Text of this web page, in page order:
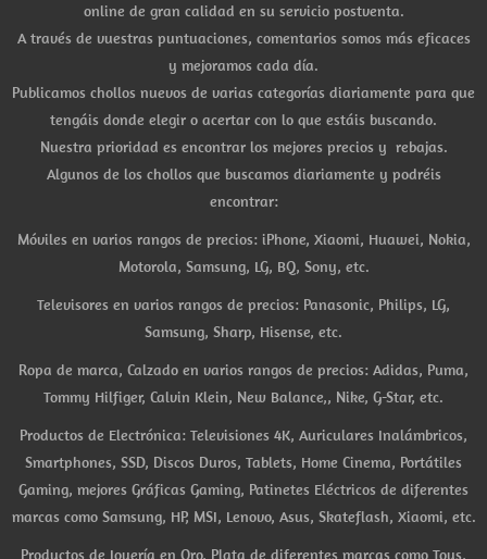
online de gran calidad en su servicio postventa.
A través de vuestras puntuaciones, comentarios somos más eficaces
y mejoramos cada día.
Publicamos chollos nuevos de varias categorías diariamente para que
tengáis donde elegir o acertar con lo que estáis buscando.
Nuestra prioridad es encontrar los mejores precios y rebajas.
Algunos de los chollos que buscamos diariamente y podréis
encontrar:
Móviles en varios rangos de precios: iPhone, Xiaomi, Huawei, Nokia,
Motorola, Samsung, LG, BQ, Sony, etc.
Televisores en varios rangos de precios: Panasonic, Philips, LG,
Samsung, Sharp, Hisense, etc.
Ropa de marca, Calzado en varios rangos de precios: Adidas, Puma,
Tommy Hilfiger, Calvin Klein, New Balance,, Nike, G-Star, etc.
Productos de Electrónica: Televisiones 4K, Auriculares Inalámbricos,
Smartphones, SSD, Discos Duros, Tablets, Home Cinema, Portátiles
Gaming, mejores Gráficas Gaming, Patinetes Eléctricos de diferentes
marcas como Samsung, HP, MSI, Lenovo, Asus, Skateflash, Xiaomi, etc.
Productos de Joyería en Oro, Plata de diferentes marcas como Tous,